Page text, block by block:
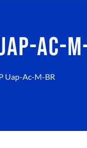
AC-
Uap-Ac-M-BR